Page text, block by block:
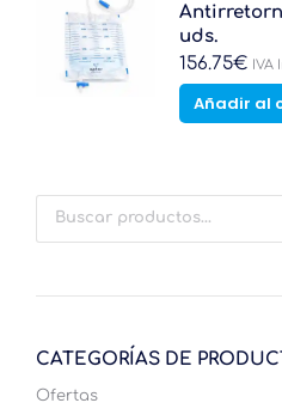
uds.
156.75€ IVA
Añadir al
CATEGORÍAS DE
Ofertas